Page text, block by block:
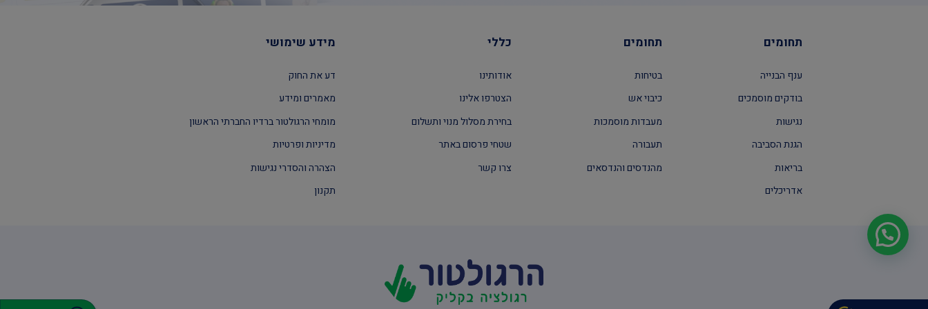
תחומים
ענף הבנייה
בודקים מוסמכים
נגישות
הגנת הסביבה
בריאות
אדריכלים
תחומים
בטיחות
כיבוי אש
מעבדות מוסמכות
תעבורה
מהנדסים והנדסאים
כללי
אודותינו
הצטרפו אלינו
בחירת מסלול מנוי ותשלום
שטחי פרסום באתר
צרו קשר
מידע שימושי
דע את החוק
מאמרים ומידע
מומחי הרגולטור ברדיו החברתי הראשון
מדיניות ופרטיות
הצהרה והסדרי נגישות
תקנון